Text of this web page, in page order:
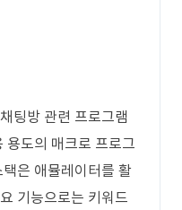
팅방 관련 프로그램
용도의 매크로 프로그
은 애뮬레이터를 활
기능으로는 키워드